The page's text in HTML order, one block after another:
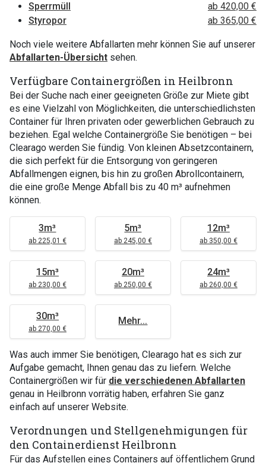
Sperrmüll
ab 420,00 €
Styropor
ab 365,00 €
Noch viele weitere Abfallarten mehr können Sie auf unserer
Abfallarten-Übersicht sehen.
Verfügbare Containergrößen in Heilbronn
Bei der Suche nach einer geeigneten Größe zur Miete gibt
es eine Vielzahl von Möglichkeiten, die unterschiedlichsten
Container für Ihren privaten oder gewerblichen Gebrauch zu
beziehen. Egal welche Containergröße Sie benötigen – bei
Clearago werden Sie fündig. Von kleinen Absetzcontainern,
die sich perfekt für die Entsorgung von geringeren
Abfallmengen eignen, bis hin zu großen Abrollcontainern,
die eine große Menge Abfall bis zu 40 m³ aufnehmen
können.
3m³
ab 225,01 €
5m³
ab 245,00 €
12m³
ab 350,00 €
15m³
ab 230,00 €
20m³
ab 250,00 €
24m³
ab 260,00 €
30m³
ab 270,00 €
Mehr...
Was auch immer Sie benötigen, Clearago hat es sich zur
Aufgabe gemacht, Ihnen genau das zu liefern. Welche
Containergrößen wir für die verschiedenen Abfallarten
genau in Heilbronn vorrätig haben, erfahren Sie ganz
einfach auf unserer Website.
Verordnungen und Stellgenehmigungen für
den Containerdienst Heilbronn
Für das Aufstellen eines Containers auf öffentlichem Grund